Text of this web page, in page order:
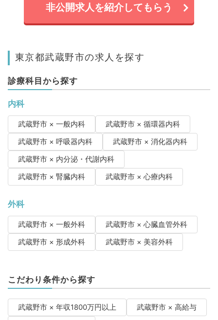
非公開求人を紹介してもらう
東京都武蔵野市の求人を探す
診療科目から探す
内科
武蔵野市 × 一般内科
武蔵野市 × 循環器内科
武蔵野市 × 呼吸器内科
武蔵野市 × 消化器内科
武蔵野市 × 内分泌・代謝内科
武蔵野市 × 腎臓内科
武蔵野市 × 心療内科
外科
武蔵野市 × 一般外科
武蔵野市 × 心臓血管外科
武蔵野市 × 形成外科
武蔵野市 × 美容外科
こだわり条件から探す
武蔵野市 × 年収1800万円以上
武蔵野市 × 高給与